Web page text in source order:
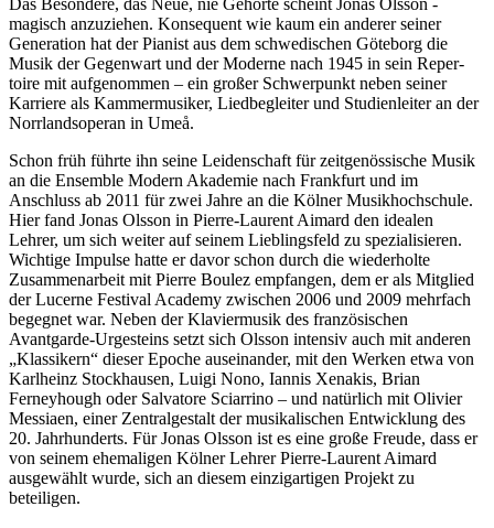
magisch anzuziehen. Konsequent wie kaum ein anderer seiner
Generation hat der Pianist aus dem schwedischen Göteborg die
Musik der Gegenwart und der Moderne nach 1945 in sein Reper­
toire mit aufgenommen – ein großer Schwerpunkt neben seiner
Karriere als Kammermusiker, Liedbegleiter und Studienleiter an der
Norrlandsoperan in Umeå.
Schon früh führte ihn seine Leidenschaft für zeitgenössische Musik
an die Ensemble Modern Aka­demie nach Frankfurt und im
Anschluss ab 2011 für zwei Jahre an die Kölner ­Musikhochschule.
Hier fand Jonas Olsson in Pierre-Laurent Aimard den idealen
Lehrer, um sich weiter auf seinem Lieblingsfeld zu spezialisieren.
Wichtige Impulse hatte er davor schon durch die wiederholte
Zusammenarbeit mit Pierre Boulez empfangen, dem er als Mitglied
der Lucerne Festival Academy zwischen 2006 und 2009 mehrfach
begegnet war. Neben der Klaviermusik des französischen
Avantgarde-­Urgesteins setzt sich Olsson intensiv auch mit anderen
„Klassikern“ dieser Epoche auseinander, mit den Werken etwa von
Karlheinz Stockhausen, Luigi Nono, Iannis Xenakis, Brian
Ferneyhough oder Salvatore Sciarrino – und natürlich mit Olivier
Messiaen, einer Zentralgestalt der musikalischen Entwicklung des
20. Jahrhunderts. Für Jonas Olsson ist es eine große Freude, dass er
von seinem ehe­maligen Kölner Lehrer Pierre-Laurent Aimard
ausgewählt wurde, sich an diesem einzigartigen Projekt zu
beteiligen.